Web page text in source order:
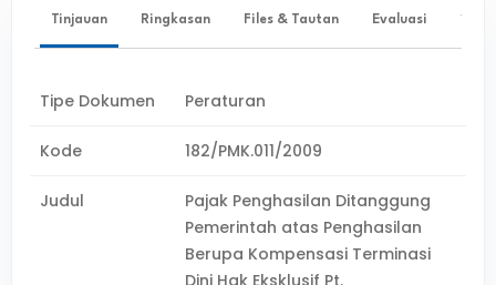
Tinjauan Ringkasan Files & Tautan Evaluasi ✨
Tipe Dokumen Peraturan
Kode 182/PMK.011/2009
Judul
Pajak Penghasilan Ditanggung
Pemerintah atas Penghasilan
Berupa Kompensasi Terminasi
Dini Hak Eksklusif Pt.